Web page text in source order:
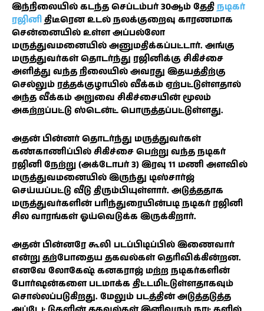
இந்நிலையில் கடந்த செப்டம்பர் 30ஆம் தேதிநடிகர்
ரஜினிதிடீரென உடல் நலக்குறைவு காரணமாக
சென்னையில் உள்ள அப்பல்லோ
மருத்துவமனையில் அனுமதிக்கப்பட்டார். அங்கு
மருத்துவர்கள் தொடர்ந்து ரஜினிக்கு சிகிச்சை
அளித்து வந்த நிலையில் அவரது இதயத்திற்கு
செல்லும் ரத்தக்குழாயில் வீக்கம் ஏற்பட்டுள்ளதால்
அந்த வீக்கம் அறுவை சிகிச்சையின் மூலம்
அகற்றப்பட்டு ஸ்டென்ட் பொருத்தப்பட்டுள்ளது.
அதன் பின்னர் தொடர்ந்து மருத்துவர்கள்
கண்காணிப்பில் சிகிச்சை பெற்று வந்த நடிகர்
ரஜினி நேற்று (அக்டோபர் 3) இரவு 11 மணி அளவில்
மருத்துவமனையில் இருந்து டிஸ்சார்ஜ்
செய்யப்பட்டு வீடு திரும்பியுள்ளார். அடுத்ததாக
மருத்துவர்களின் பரிந்துரையின்படி நடிகர் ரஜினி
சில வாரங்கள் ஓய்வெடுக்க இருக்கிறார்.
அதன் பின்னரே கூலி படப்பிடிப்பில் இணைவார்
என்று தற்போதைய தகவல்கள் தெரிவிக்கின்றன.
எனவே லோகேஷ் கனகராஜ் மற்ற நடிகர்களின்
போர்ஷன்களை படமாக்க திட்டமிட்டுள்ளதாகவும்
சொல்லப்படுகிறது. மேலும் படத்தின் அடுத்தடுத்த